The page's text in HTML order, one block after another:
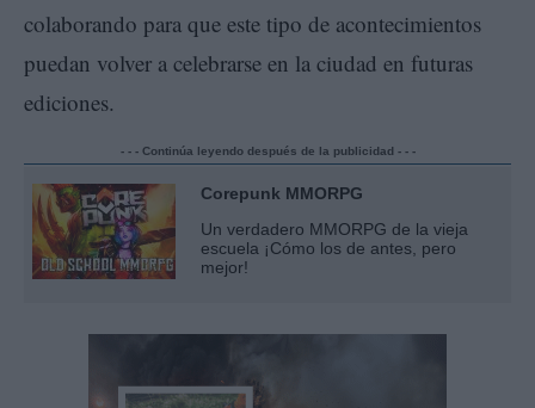
colaborando para que este tipo de acontecimientos
puedan volver a celebrarse en la ciudad en futuras
ediciones.
- - - Continúa leyendo después de la publicidad - - -
Corepunk MMORPG
Un verdadero MMORPG de la vieja
escuela ¡Cómo los de antes, pero
mejor!